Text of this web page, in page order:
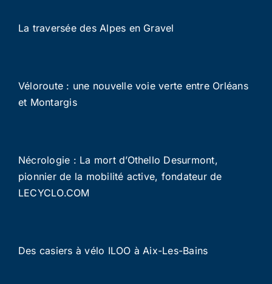
La traversée des Alpes en Gravel
Véloroute : une nouvelle voie verte entre Orléans
et Montargis
Nécrologie : La mort d’Othello Desurmont,
pionnier de la mobilité active, fondateur de
LECYCLO.COM
Des casiers à vélo ILOO à Aix-Les-Bains